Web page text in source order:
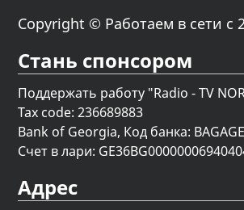
Copyright © Работаем в сети с
Стань спонсором
Поддержать работу "Radio - TV
Tax code: 236689883
Bank of Georgia, Код банка:
Счет в лари:
Адрес